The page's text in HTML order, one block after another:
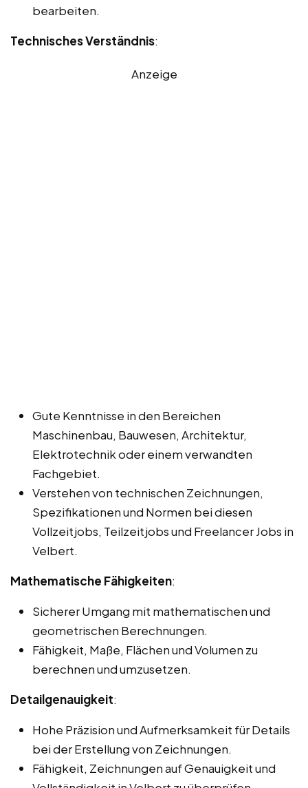
bearbeiten.
Technisches Verständnis:
Anzeige
Gute Kenntnisse in den Bereichen
Maschinenbau, Bauwesen, Architektur,
Elektrotechnik oder einem verwandten
Fachgebiet.
Verstehen von technischen Zeichnungen,
Spezifikationen und Normen bei diesen
Vollzeitjobs, Teilzeitjobs und Freelancer Jobs in
Velbert.
Mathematische Fähigkeiten:
Sicherer Umgang mit mathematischen und
geometrischen Berechnungen.
Fähigkeit, Maße, Flächen und Volumen zu
berechnen und umzusetzen.
Detailgenauigkeit:
Hohe Präzision und Aufmerksamkeit für Details
bei der Erstellung von Zeichnungen.
Fähigkeit, Zeichnungen auf Genauigkeit und